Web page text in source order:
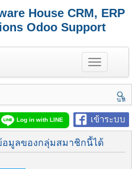
House CRM, ERP
Odoo Support
T
o
g
e
n
a
v
i
g
นห
า
เข้าระบบ
Log in with LINE
อมูลของกลุ่มสมาชิกนี้ได้